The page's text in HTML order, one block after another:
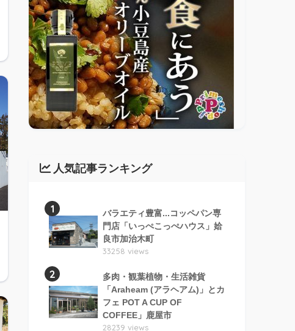
人気記事ランキング
1
バラエティ豊富...コッペパン専
門店「いっぺこっぺハウス」姶
良市加治木町
33258 views
2
多肉・観葉植物・生活雑貨
「Araheam (アラヘアム)」とカ
フェ POT A CUP OF
COFFEE」鹿屋市
28239 views